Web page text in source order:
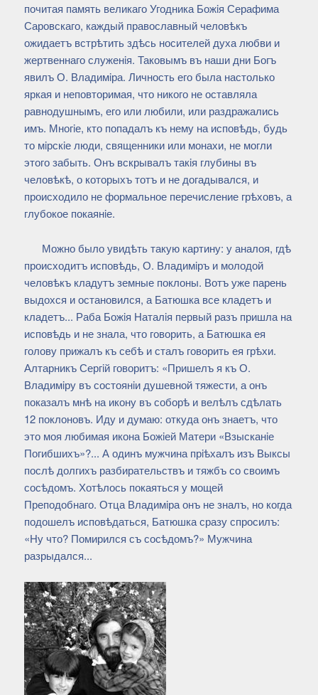
почитая память великаго Угодника Божiя Серафима
Саровскаго, каждый православный человѣкъ
ожидаетъ встрѣтить здѣсь носителей духа любви и
жертвеннаго служенiя. Таковымъ въ наши дни Богъ
явилъ О. Владимiра. Личность его была настолько
яркая и неповторимая, что никого не оставляла
равнодушнымъ, его или любили, или раздражались
имъ. Многiе, кто попадалъ къ нему на исповѣдь, будь
то мiрскiе люди, священники или монахи, не могли
этого забыть. Онъ вскрывалъ такiя глубины въ
человѣкѣ, о которыхъ тотъ и не догадывался, и
происходило не формальное перечисление грѣховъ, а
глубокое покаянiе.
Можно было увидѣть такую картину: у аналоя, гдѣ
происходитъ исповѣдь, О. Владимiръ и молодой
человѣкъ кладутъ земные поклоны. Вотъ уже парень
выдохся и остановился, а Батюшка все кладетъ и
кладетъ... Раба Божiя Наталiя первый разъ пришла на
исповѣдь и не знала, что говорить, а Батюшка ея
голову прижалъ къ себѣ и сталъ говорить ея грѣхи.
Алтарникъ Сергiй говоритъ: «Пришелъ я къ О.
Владимiру въ состоянiи душевной тяжести, а онъ
показалъ мнѣ на икону въ соборѣ и велѣлъ сдѣлать
12 поклоновъ. Иду и думаю: откуда онъ знаетъ, что
это моя любимая икона Божiей Матери «Взысканiе
Погибшихъ»?... А одинъ мужчина прiѣхалъ изъ Выксы
послѣ долгихъ разбирательствъ и тяжбъ со своимъ
сосѣдомъ. Хотѣлось покаяться у мощей
Преподобнаго. Отца Владимiра онъ не зналъ, но когда
подошелъ исповѣдаться, Батюшка сразу спросилъ:
«Ну что? Помирился съ сосѣдомъ?» Мужчина
разрыдался...